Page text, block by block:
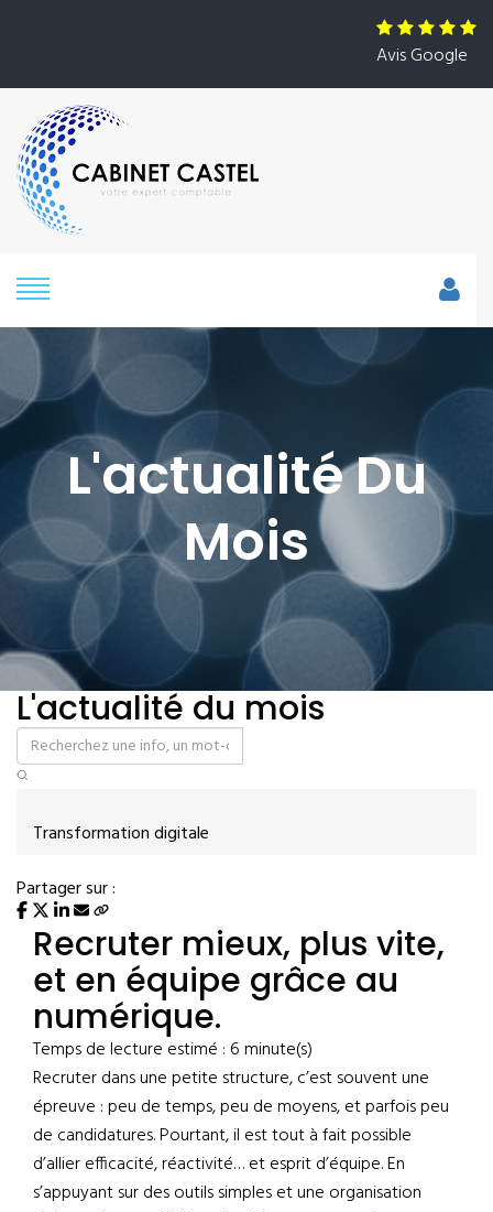
Avis Google
L'actualité Du
Mois
L'actualité du mois
Transformation digitale
Partager sur :
Recruter mieux, plus vite,
et en équipe grâce au
numérique.
Temps de lecture estimé : 6 minute(s)
Recruter dans une petite structure, c’est souvent une
épreuve : peu de temps, peu de moyens, et parfois peu
de candidatures. Pourtant, il est tout à fait possible
d’allier efficacité, réactivité… et esprit d’équipe. En
s’appuyant sur des outils simples et une organisation